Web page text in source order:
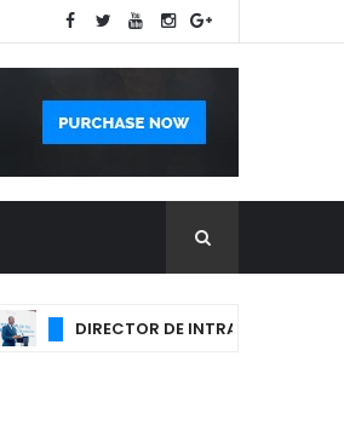
DIRECTOR DE INTRANT REVELA